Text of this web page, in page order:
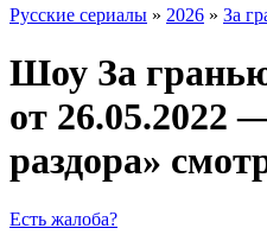
Русские сериалы » 2026 » За
Шоу За
от
раздора»
Есть жалоба?